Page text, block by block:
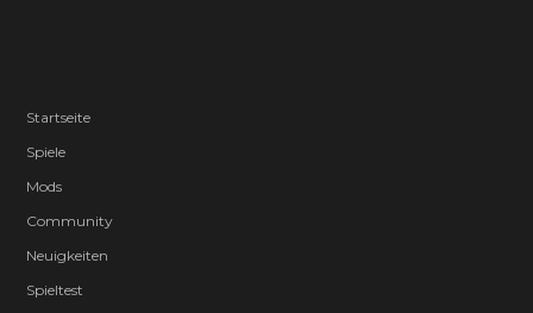
Startseite
Spiele
Mods
Community
Neuigkeiten
Spieltest